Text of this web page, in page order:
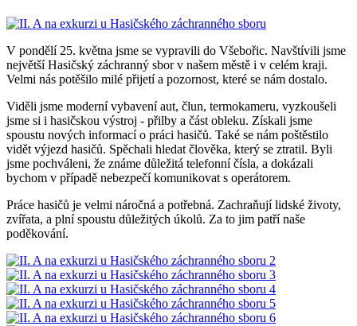
V pondělí 25. května jsme se vypravili do Všebořic. Navštívili jsme
největší Hasičský záchranný sbor v našem městě i v celém kraji.
Velmi nás potěšilo milé přijetí a pozornost, které se nám dostalo.
Viděli jsme moderní vybavení aut, člun, termokameru, vyzkoušeli
jsme si i hasičskou výstroj - přilby a část obleku. Získali jsme
spoustu nových informací o práci hasičů. Také se nám poštěstilo
vidět výjezd hasičů. Spěchali hledat člověka, který se ztratil. Byli
jsme pochváleni, že známe důležitá telefonní čísla, a dokázali
bychom v případě nebezpečí komunikovat s operátorem.
Práce hasičů je velmi náročná a potřebná. Zachraňují lidské životy,
zvířata, a plní spoustu důležitých úkolů. Za to jim patří naše
poděkování.